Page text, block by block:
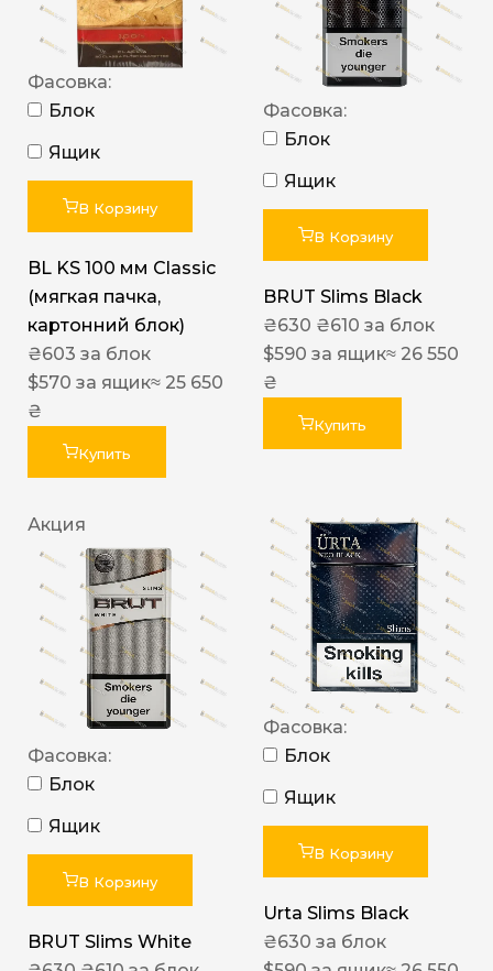
Фасовка:
Блок
Ящик
В Корзину
BL KS 100 мм Classic
(мягкая пачка,
картонний блок)
₴603 за блок
$570 за ящик≈ 25 650
₴
Купить
Фасовка:
Блок
Ящик
В Корзину
BRUT Slims Black
₴630 ₴610 за блок
$590 за ящик≈ 26 550
₴
Купить
Акция
Фасовка:
Блок
Ящик
В Корзину
BRUT Slims White
Фасовка:
Блок
Ящик
В Корзину
Urta Slims Black
₴630 за блок